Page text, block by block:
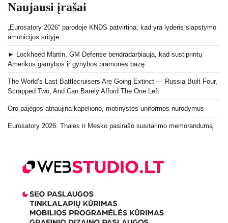
Naujausi įrašai
„Eurosatory 2026“ parodoje KNDS patvirtina, kad yra lyderis slapstymo
amunicijos srityje
► Lockheed Martin, GM Defense bendradarbiauja, kad sustiprintų
Amerikos gamybos ir gynybos pramonės bazę
The World’s Last Battlecruisers Are Going Extinct — Russia Built Four,
Scrapped Two, And Can Barely Afford The One Left
Oro pajėgos atnaujina kapeliono, motinystės uniformos nurodymus
Eurosatory 2026: Thales ir Mesko pasirašo susitarimo memorandumą